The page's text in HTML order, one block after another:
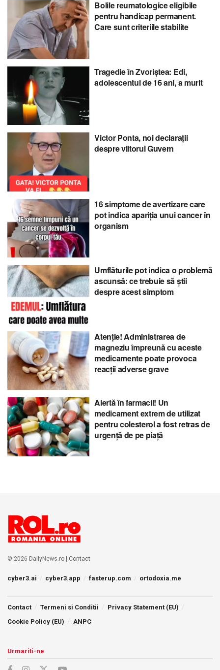
Bolile reumatologice eligibile
pentru handicap permanent.
Care sunt criteriile stabilite
Tragedie în Zvoriștea: Edi,
adolescentul de 16 ani, a murit
Victor Ponta, noi declarații
despre viitorul Guvern
16 simptome de avertizare care
pot indica apariția unui cancer în
organism
Umflăturile pot indica o problemă
ascunsă: ce trebuie să știi
despre acest simptom
Atenție! Administrarea de
magneziu împreună cu aceste
medicamente poate provoca
reacții adverse grave
Alertă în farmacii! Un
medicament extrem de utilizat
pentru colesterol a fost retras de
urgență de pe piață
© 2026 DailyNews.ro | Contact
cyber3.ai cyber3.app fasterup.com ortodoxia.me
Contact Termeni si Conditii
Privacy Statement (EU)
Cookie Policy (EU)
ANPC
Urmariti-ne